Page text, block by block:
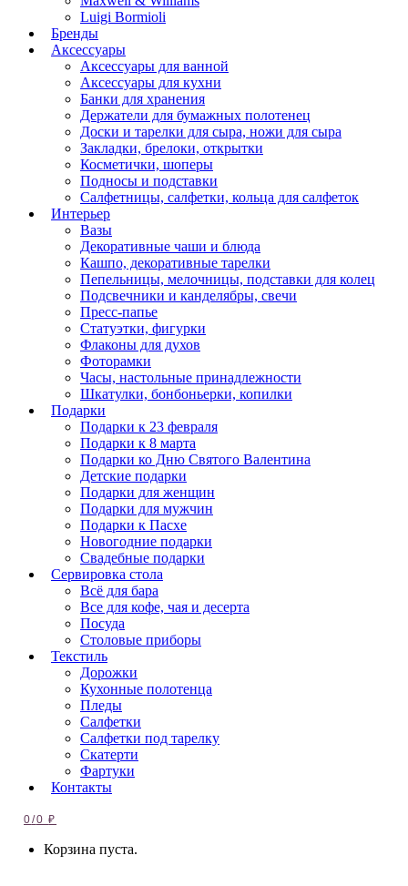
Luigi Bormioli
Бренды
Аксессуары
Аксессуары для ванной
Аксессуары для кухни
Банки для хранения
Держатели для бумажных полотенец
Доски и тарелки для сыра, ножи для сыра
Закладки, брелоки, открытки
Косметички, шоперы
Подносы и подставки
Салфетницы, салфетки, кольца для салфеток
Интерьер
Вазы
Декоративные чаши и блюда
Кашпо, декоративные тарелки
Пепельницы, мелочницы, подставки для колец
Подсвечники и канделябры, свечи
Пресс-папье
Статуэтки, фигурки
Флаконы для духов
Фоторамки
Часы, настольные принадлежности
Шкатулки, бонбоньерки, копилки
Подарки
Подарки к 23 февраля
Подарки к 8 марта
Подарки ко Дню Святого Валентина
Детские подарки
Подарки для женщин
Подарки для мужчин
Подарки к Пасхе
Новогодние подарки
Свадебные подарки
Сервировка стола
Всё для бара
Все для кофе, чая и десерта
Посуда
Столовые приборы
Текстиль
Дорожки
Кухонные полотенца
Пледы
Салфетки
Салфетки под тарелку
Скатерти
Фартуки
Контакты
0/0₽
Корзина пуста.